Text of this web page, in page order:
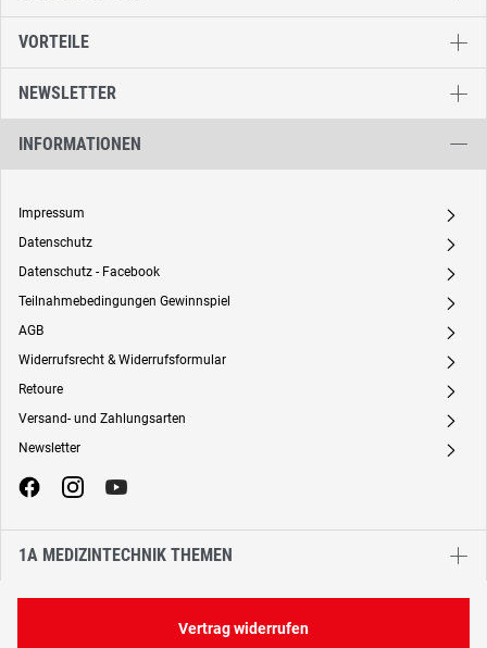
VORTEILE
NEWSLETTER
INFORMATIONEN
Impressum A
Datenschutz A
Datenschutz - Facebook A
Teilnahmebedingungen Gewinnspiel A
AGB A
Widerrufsrecht & Widerrufsformular A
Retoure A
Versand- und Zahlungsarten A
Newsletter A
1A MEDIZINTECHNIK THEMEN
Vertrag widerrufen